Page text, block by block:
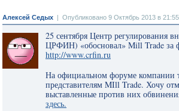
Алексей Седых Опубликовано 9 Октябрь 2013 в 21:55
25 сентября Центр регулирования
ЦРФИН) «обосновал» Mill Trade за
http://www.crfin.ru
На официальном форуме компании
представителям MIll Trade. Хочу
выставленные против них
здесь.